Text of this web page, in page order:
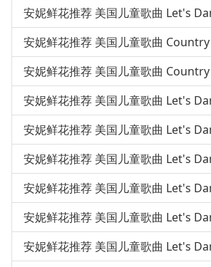
安妮鲜花推荐 美国儿童歌曲 Let's
安妮鲜花推荐 美国儿童歌曲 Let's
安妮鲜花推荐 美国儿童歌曲 Let's